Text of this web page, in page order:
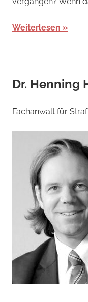
Weiterlesen
Dr. Henning
Fachanwalt für